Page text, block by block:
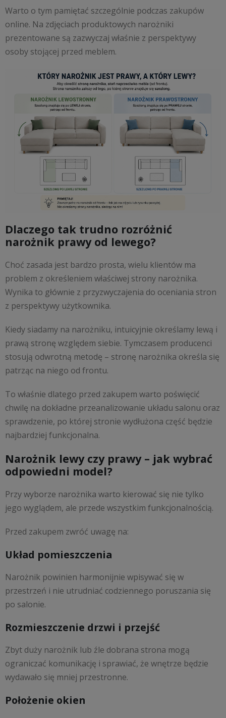
Warto o tym pamiętać szczególnie podczas zakupów
online. Na zdjęciach produktowych narożniki
prezentowane są zazwyczaj właśnie z perspektywy
osoby stojącej przed meblem.
Dlaczego tak trudno rozróżnić
narożnik prawy od lewego?
Choć zasada jest bardzo prosta, wielu klientów ma
problem z określeniem właściwej strony narożnika.
Wynika to głównie z przyzwyczajenia do oceniania stron
z perspektywy użytkownika.
Kiedy siadamy na narożniku, intuicyjnie określamy lewą i
prawą stronę względem siebie. Tymczasem producenci
stosują odwrotną metodę – stronę narożnika określa się
patrząc na niego od frontu.
To właśnie dlatego przed zakupem warto poświęcić
chwilę na dokładne przeanalizowanie układu salonu oraz
sprawdzenie, po której stronie wydłużona część będzie
najbardziej funkcjonalna.
Narożnik lewy czy prawy – jak wybrać
odpowiedni model?
Przy wyborze narożnika warto kierować się nie tylko
jego wyglądem, ale przede wszystkim funkcjonalnością.
Przed zakupem zwróć uwagę na:
Układ pomieszczenia
Narożnik powinien harmonijnie wpisywać się w
przestrzeń i nie utrudniać codziennego poruszania się
po salonie.
Rozmieszczenie drzwi i przejść
Zbyt duży narożnik lub źle dobrana strona mogą
ograniczać komunikację i sprawiać, że wnętrze będzie
wydawało się mniej przestronne.
Położenie okien